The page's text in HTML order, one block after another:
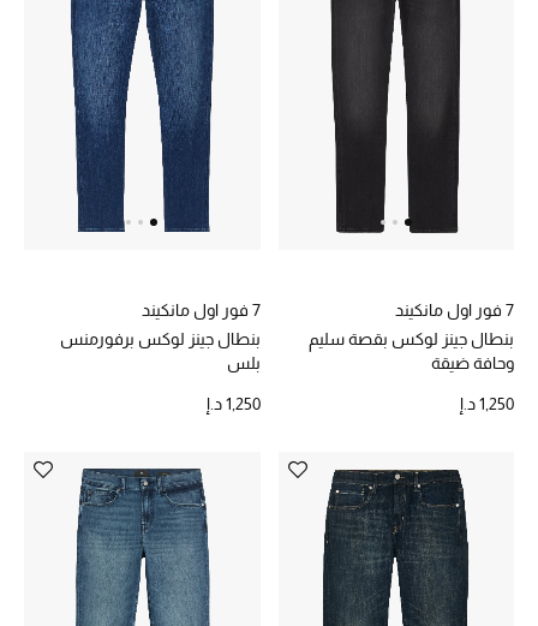
مستحضرات العناية
مستحضرات الاستحمام والعناية بالجسم
هدايا
مجموعة الجمال
دليل مستلزمات الجمال
أبرز الماركات
7 فور اول مانكيند
بنطال جينز لوكس بقصة سليم
وحافة ضيقة
1,250 د.إ
7 فور اول مانكيند
بنطال جينز لوكس برفورمنس
بلس
1,250 د.إ